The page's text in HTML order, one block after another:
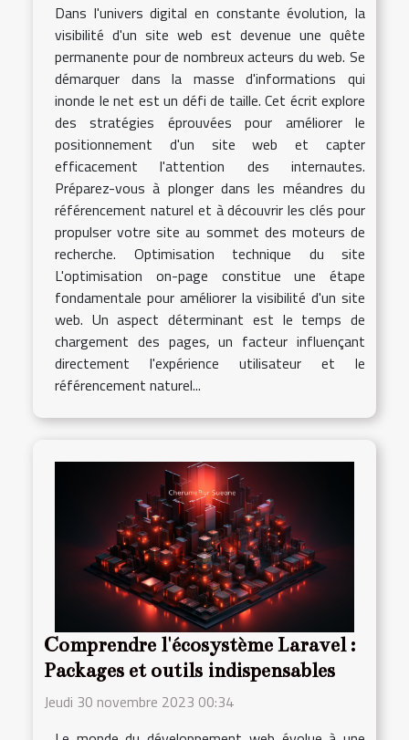
Dans l'univers digital en constante évolution, la
visibilité d'un site web est devenue une quête
permanente pour de nombreux acteurs du web. Se
démarquer dans la masse d'informations qui
inonde le net est un défi de taille. Cet écrit explore
des stratégies éprouvées pour améliorer le
positionnement d'un site web et capter
efficacement l'attention des internautes.
Préparez-vous à plonger dans les méandres du
référencement naturel et à découvrir les clés pour
propulser votre site au sommet des moteurs de
recherche. Optimisation technique du site
L'optimisation on-page constitue une étape
fondamentale pour améliorer la visibilité d'un site
web. Un aspect déterminant est le temps de
chargement des pages, un facteur influençant
directement l'expérience utilisateur et le
référencement naturel...
Comprendre l'écosystème Laravel :
Packages et outils indispensables
Jeudi 30 novembre 2023 00:34